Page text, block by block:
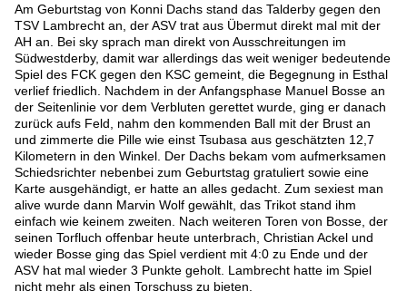
Am Geburtstag von Konni Dachs stand das Talderby gegen den
TSV Lambrecht an, der ASV trat aus Übermut direkt mal mit der
AH an. Bei sky sprach man direkt von Ausschreitungen im
Südwestderby, damit war allerdings das weit weniger bedeutende
Spiel des FCK gegen den KSC gemeint, die Begegnung in Esthal
verlief friedlich. Nachdem in der Anfangsphase Manuel Bosse an
der Seitenlinie vor dem Verbluten gerettet wurde, ging er danach
zurück aufs Feld, nahm den kommenden Ball mit der Brust an
und zimmerte die Pille wie einst Tsubasa aus geschätzten 12,7
Kilometern in den Winkel. Der Dachs bekam vom aufmerksamen
Schiedsrichter nebenbei zum Geburtstag gratuliert sowie eine
Karte ausgehändigt, er hatte an alles gedacht. Zum sexiest man
alive wurde dann Marvin Wolf gewählt, das Trikot stand ihm
einfach wie keinem zweiten. Nach weiteren Toren von Bosse, der
seinen Torfluch offenbar heute unterbrach, Christian Ackel und
wieder Bosse ging das Spiel verdient mit 4:0 zu Ende und der
ASV hat mal wieder 3 Punkte geholt. Lambrecht hatte im Spiel
nicht mehr als einen Torschuss zu bieten.